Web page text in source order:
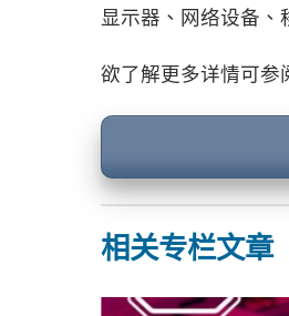
显示器、网络设备、
欲了解更多详情可参
相关专栏文章